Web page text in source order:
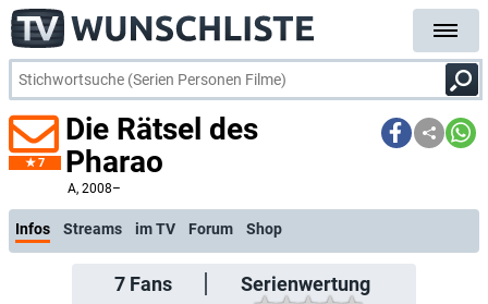
7
Die Rätsel des
Pharao
A, 2008–
Infos Streams im TV Forum Shop
7Fans Serienwertung